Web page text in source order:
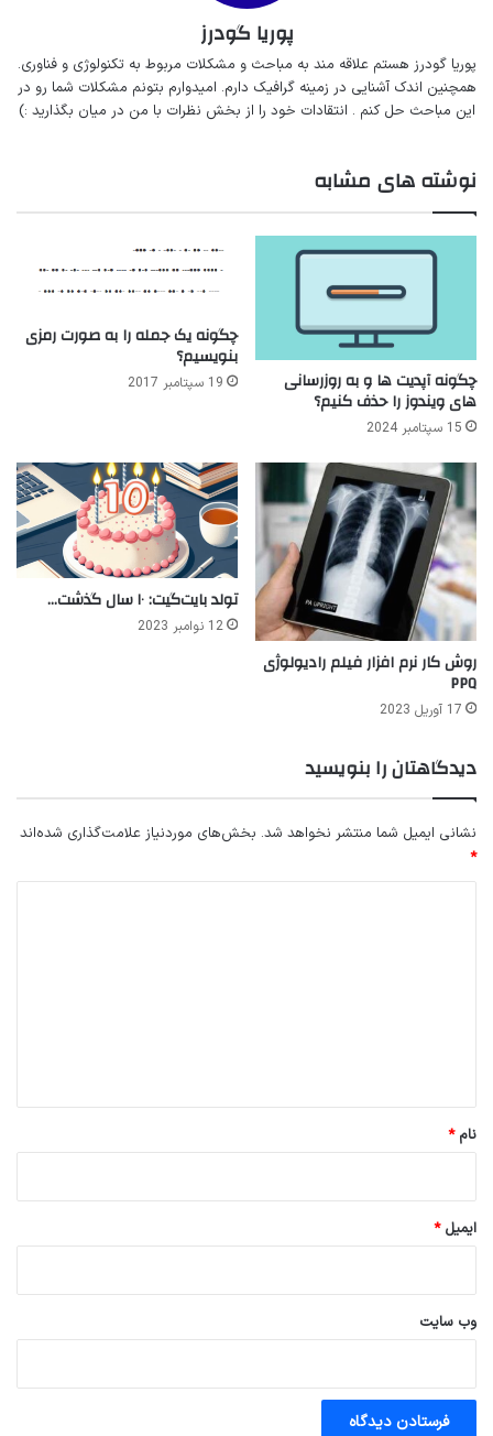
پوریا گودرز
پوریا گودرز هستم‌ علاقه مند به مباحث‌ و‌‌ مشکلات مربوط به تکنولوژی و فناوری.
همچنین اندک آشنایی در زمینه گرافیک دارم. امیدوارم بتونم مشکلات شما رو در
این مباحث حل کنم . انتقادات خود را از بخش نظرات با من در میان بگذارید :)
نوشته های مشابه
چگونه آپدیت ها و به روزرسانی
های ویندوز را حذف کنیم؟
15 سپتامبر 2024
چگونه یک جمله را به صورت رمزی
بنویسیم؟
19 سپتامبر 2017
روش کار نرم افزار فیلم رادیولوژی
PPQ
17 آوریل 2023
تولد بایت‌گیت: ۱۰ سال گذشت…
12 نوامبر 2023
دیدگاهتان را بنویسید
نشانی ایمیل شما منتشر نخواهد شد. بخش‌های موردنیاز علامت‌گذاری شده‌اند
*
نام*
ایمیل*
وب‌ سایت